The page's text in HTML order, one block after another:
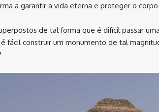
a garantir a vida eterna e proteger o
de tal forma que é difícil passar
fácil construir um monumento de tal